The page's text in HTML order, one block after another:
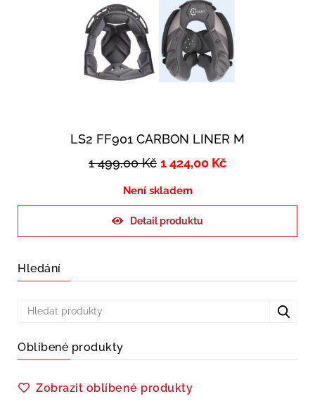
LS2 FF901 CARBON LINER M
1 499,00Kč 1 424,00 Kč
Není skladem
Detail produktu
Hledání
Oblíbené produkty
Zobrazit oblíbené produkty